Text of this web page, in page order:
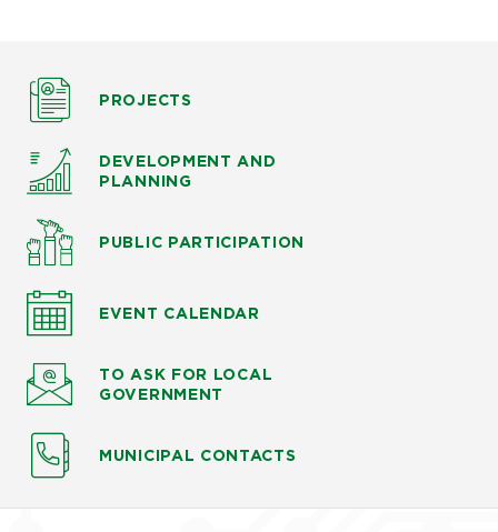
PROJECTS
DEVELOPMENT AND
PLANNING
PUBLIC PARTICIPATION
EVENT CALENDAR
TO ASK FOR LOCAL
GOVERNMENT
MUNICIPAL CONTACTS